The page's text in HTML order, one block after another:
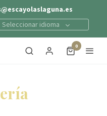
Seleccionar idioma
0